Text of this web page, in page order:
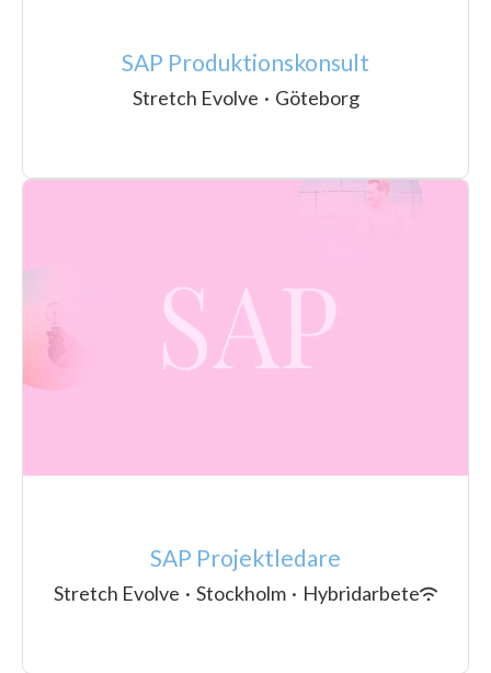
SAP Produktionskonsult
Stretch Evolve · Göteborg
SAP Projektledare
Stretch Evolve · Stockholm · Hybridarbete